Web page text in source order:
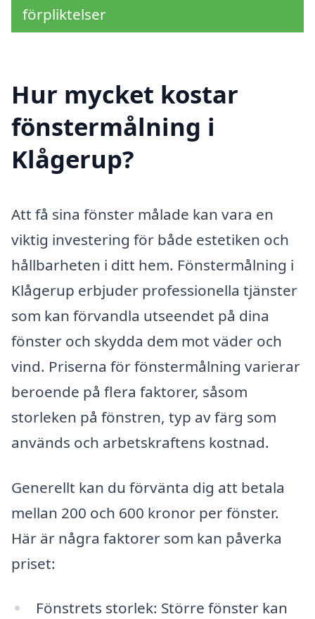
förpliktelser
Hur mycket kostar
fönstermålning i
Klågerup?
Att få sina fönster målade kan vara en
viktig investering för både estetiken och
hållbarheten i ditt hem. Fönstermålning i
Klågerup erbjuder professionella tjänster
som kan förvandla utseendet på dina
fönster och skydda dem mot väder och
vind. Priserna för fönstermålning varierar
beroende på flera faktorer, såsom
storleken på fönstren, typ av färg som
används och arbetskraftens kostnad.
Generellt kan du förvänta dig att betala
mellan 200 och 600 kronor per fönster.
Här är några faktorer som kan påverka
priset:
Fönstrets storlek: Större fönster kan